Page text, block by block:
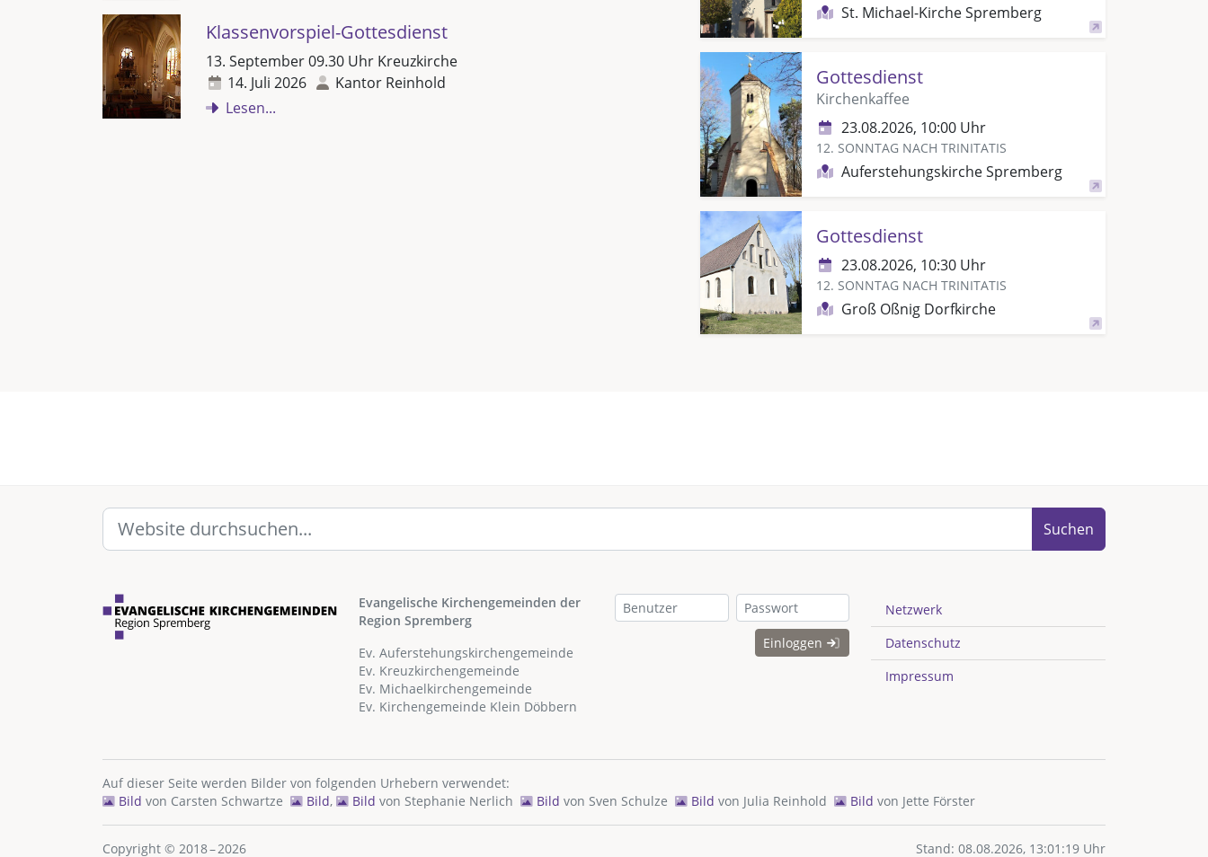
St. Michael-Kirche Spremberg
Gottesdienst
Kirchenkaffee
23.08.2026, 10:00 Uhr
12. SONNTAG NACH TRINITATIS
Auferstehungskirche Spremberg
Gottesdienst
23.08.2026, 10:30 Uhr
12. SONNTAG NACH TRINITATIS
Groß Oßnig Dorfkirche
Klassenvorspiel-Gottesdienst
13. September 09.30 Uhr Kreuzkirche
14. Juli 2026
Kantor Reinhold
Lesen...
Suchen
Evangelische Kirchengemeinden der
Region Spremberg
Ev. Auferstehungskirchengemeinde
Ev. Kreuzkirchengemeinde
Ev. Michaelkirchengemeinde
Ev. Kirchengemeinde Klein Döbbern
Einloggen
Netzwerk
Datenschutz
Impressum
Auf dieser Seite werden Bilder von folgenden Urhebern verwendet:
Bild von Carsten Schwartze Bild, Bild von Stephanie Nerlich Bild von Sven Schulze Bild von Julia Reinhold Bild von Jette Förster
Copyright © 2018 – 2026 Stand: 08.08.2026, 13:01:19 Uhr